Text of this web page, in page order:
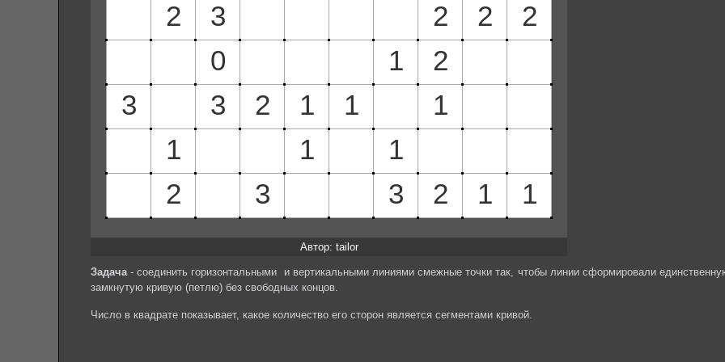
Автор: tailor
Задача - соединить горизонтальными и вертикальными линиями смежные точки так, чтобы линии сформировали
замкнутую кривую (петлю) без свободных концов.
Число в квадрате показывает, какое количество его сторон является сегментами кривой.